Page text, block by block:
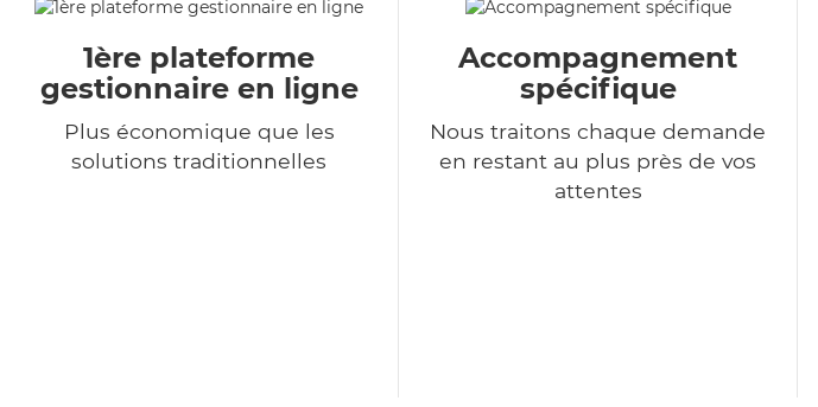
1ère plateforme
gestionnaire en ligne
Plus économique que les
solutions traditionnelles
Accompagnement
spécifique
Nous traitons chaque demande
en restant au plus près de vos
attentes